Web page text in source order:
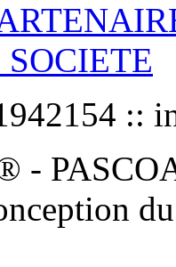
::
-